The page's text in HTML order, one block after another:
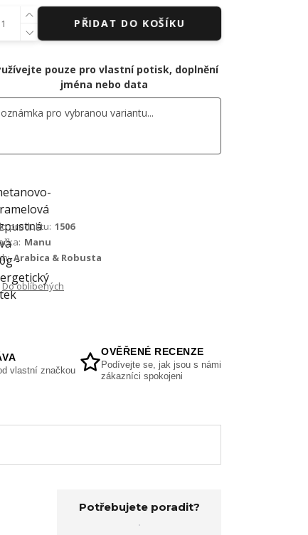
PŘIDAT DO KOŠÍKU
pouze pro vlastní potisk, doplnění
jména nebo data
produktu: 1506
Manu
Arabica & Robusta
Do oblíbených
vlastní značkou
OVĚŘENÉ RECENZE
Podívejte se, jak jsou s námi
zákazníci spokojeni
Potřebujete poradit?